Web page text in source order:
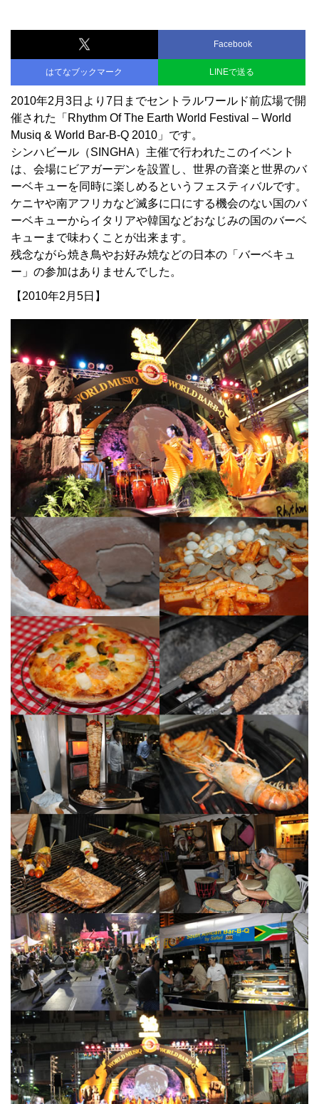
Facebook
はてなブックマーク LINEで送る
2010年2月3日より7日までセントラルワールド前広場で開
催された「Rhythm Of The Earth World Festival – World
Musiq & World Bar-B-Q 2010」です。
シンハビール（SINGHA）主催で行われたこのイベント
は、会場にビアガーデンを設置し、世界の音楽と世界のバ
ーベキューを同時に楽しめるというフェスティバルです。
ケニヤや南アフリカなど滅多に口にする機会のない国のバ
ーベキューからイタリアや韓国などおなじみの国のバーベ
キューまで味わくことが出来ます。
残念ながら焼き鳥やお好み焼などの日本の「バーベキュ
ー」の参加はありませんでした。
【2010年2月5日】